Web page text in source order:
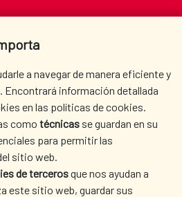
a navegar de manera eficiente y
información detallada
en las políticas de cookies.
como técnicas se guardan en su
para permitir las
sitio web.
de tercerosque nos ayudan a
este sitio web, guardar sus
WHERE DO WE COOPERATE?
PRESS ROOM
LIBRARY